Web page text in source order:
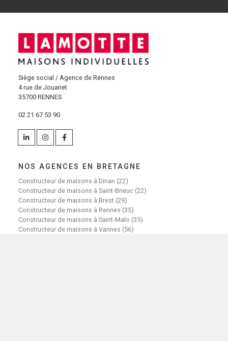
Siège social / Agence de Rennes
4 rue de Jouanet
35700 RENNES
02 21 67 53 90
NOS AGENCES EN BRETAGNE
Constructeur de maisons à Dinan (22)
Constructeur de maisons à Saint-Brieuc (22)
Constructeur de maisons à Brest (29)
Constructeur de maisons à Rennes (35)
Constructeur de maisons à Saint-Malo (35)
Constructeur de maisons à Vannes (56)